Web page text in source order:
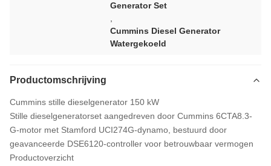
Generator Set
Cummins Diesel Generator
Watergekoeld
Productomschrijving
Cummins stille dieselgenerator 150 kW
Stille dieselgeneratorset aangedreven door Cummins 6CTA8.3-
G-motor met Stamford UCI274G-dynamo, bestuurd door
geavanceerde DSE6120-controller voor betrouwbaar vermogen
Productoverzicht